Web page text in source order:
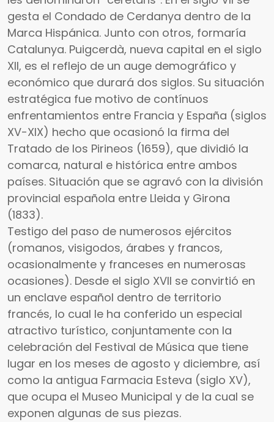
gesta el Condado de Cerdanya dentro de la
Marca Hispánica. Junto con otros, formaría
Catalunya. Puigcerdà, nueva capital en el siglo
XII, es el reflejo de un auge demográfico y
económico que durará dos siglos. Su situación
estratégica fue motivo de contínuos
enfrentamientos entre Francia y España (siglos
XV-XIX) hecho que ocasionó la firma del
Tratado de los Pirineos (1659), que dividió la
comarca, natural e histórica entre ambos
países. Situación que se agravó con la división
provincial española entre Lleida y Girona
(1833).
Testigo del paso de numerosos ejércitos
(romanos, visigodos, árabes y francos,
ocasionalmente y franceses en numerosas
ocasiones). Desde el siglo XVII se convirtió en
un enclave español dentro de territorio
francés, lo cual le ha conferido un especial
atractivo turístico, conjuntamente con la
celebración del Festival de Música que tiene
lugar en los meses de agosto y diciembre, así
como la antigua Farmacia Esteva (siglo XV),
que ocupa el Museo Municipal y de la cual se
exponen algunas de sus piezas.